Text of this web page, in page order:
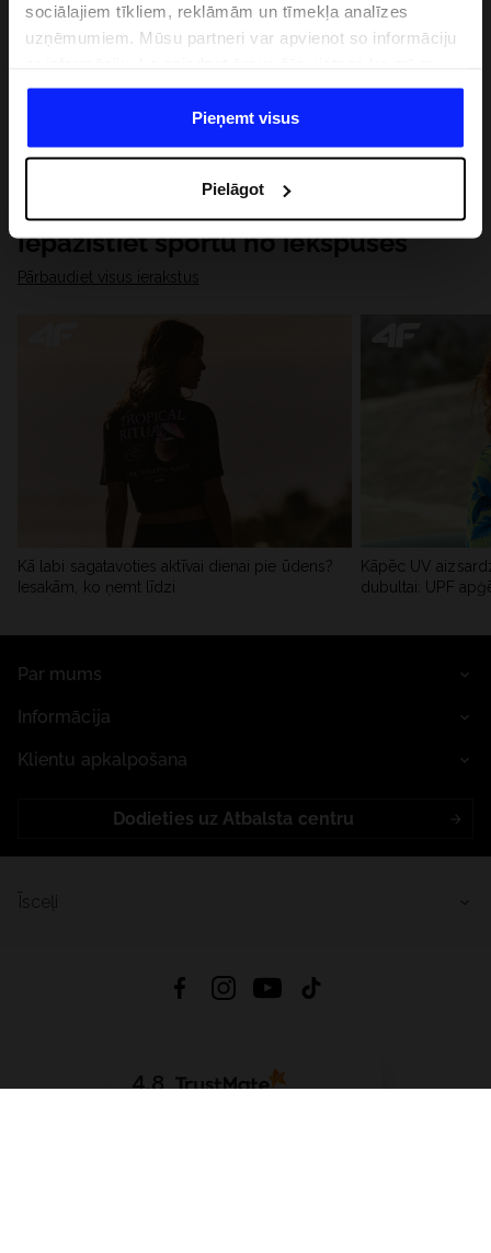
sociālajiem tīkliem, reklāmām un tīmekļa analīzes
uzņēmumiem. Mūsu partneri var apvienot so informāciju
datiem, ko viņi iegūst, izmantojot viņu pakalpojumus. Ar
Jūsu atļauju, mēs varam pārsūtīt Jūsu personas datus
saviem partneriem, lai uzlabotu veidu, kadā tiek rādīta
saturu un uzlabotu mūsu partneru piedāvātos risinajumus
( piem. socialos tīklus). Detalizētu informāciju var atrast
mūsu Privātuma politikā un sadaļā "Detaļas".
Pieņemt visus
Pielāgot
Iepazīstiet sportu no iekšpuses
Pārbaudiet visus ierakstus
Kā labi sagatavoties aktīvai dienai pie ūdens?
Iesakām, ko ņemt līdzi
Kāpēc UV
dubultai: UPF
Par mums
Informācija
Klientu apkalpošana
Dodieties uz Atbalsta centru
4.8